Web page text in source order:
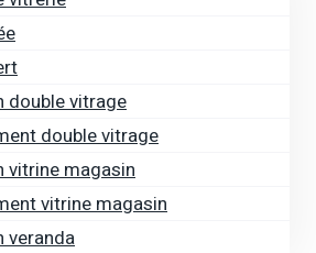
double vitrage
double vitrage
vitrine magasin
vitrine magasin
veranda